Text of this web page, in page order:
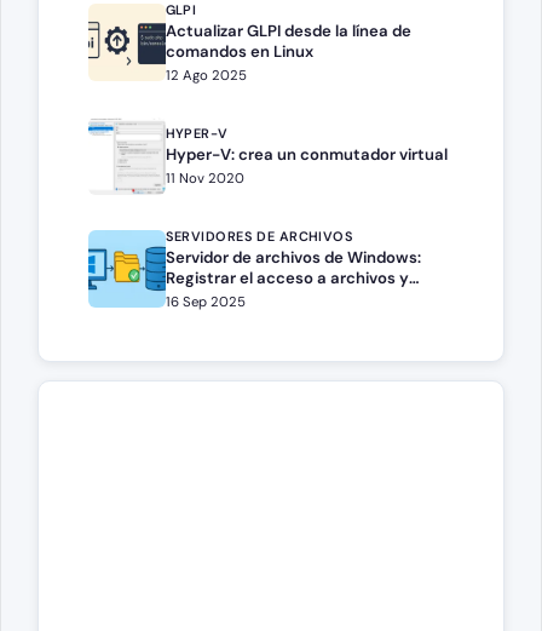
GLPI
Actualizar GLPI desde la línea de
comandos en Linux
12 Ago 2025
HYPER-V
Hyper-V: crea un conmutador virtual
11 Nov 2020
SERVIDORES DE ARCHIVOS
Servidor de archivos de Windows:
Registrar el acceso a archivos y
carpetas
16 Sep 2025